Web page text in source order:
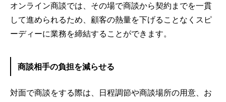
オンライン商談では、その場で商談から契約までを一貫
して進められるため、顧客の熱量を下げることなくスピ
ーディーに業務を締結することができます。
商談相手の負担を減らせる
対面で商談をする際は、日程調節や商談場所の用意、お